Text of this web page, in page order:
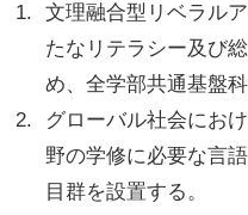
文理融合型リベラル
たなリテラシー及び
め、全学部共通基盤
グローバル社会にお
野の学修に必要な言
目群を設置する。